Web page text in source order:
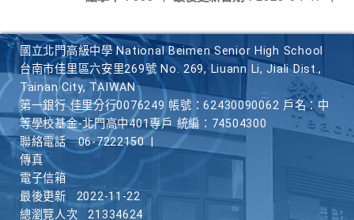
國立北門高級中學 National Beimen Senior High School
台南市佳里區六安里269號 No. 269, Liuann Li, Jiali Dist.,
Tainan City, TAIWAN
第一銀行 佳里分行0076249 帳號：62430090062 戶名：中
等學校基金-北門高中401專戶 統編：74504300
聯絡電話
06-7222150
傳真
電子信箱
最後更新
2022-11-22
總瀏覽人次
21334624